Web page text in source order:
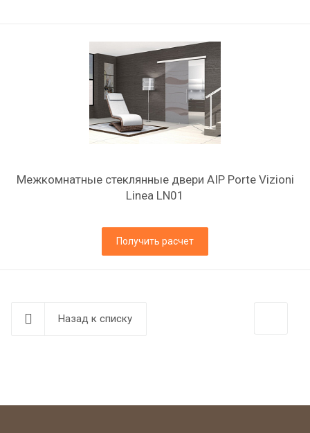
Межкомнатные стеклянные двери AIP Porte Vizioni
Linea LN01
Получить расчет
Назад к списку